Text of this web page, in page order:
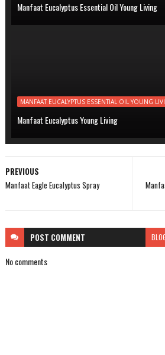
Manfaat Eucalyptus Essential Oil Young Living
MANFAAT EUCALYPTUS ESSENTIAL OIL YOUNG
Manfaat Eucalyptus Young Living
PREVIOUS
Manfaat Eagle Eucalyptus Spray
POST COMMENT
No comments